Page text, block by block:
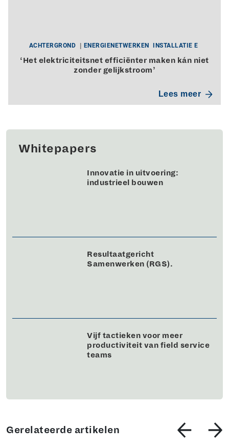
ACHTERGROND ENERGIENETWERKEN INSTALLATIE E
‘Het elektriciteitsnet efficiënter maken kán niet
zonder gelijkstroom’
Lees meer
Whitepapers
Innovatie in uitvoering:
industrieel bouwen
Resultaatgericht
Samenwerken (RGS).
Vijf tactieken voor meer
productiviteit van field service
teams
Gerelateerde artikelen